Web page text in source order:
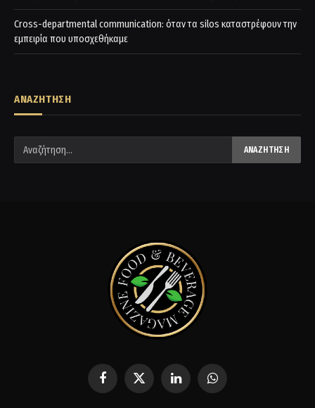
Cross-departmental communication: όταν τα silos καταστρέφουν την
εμπειρία που υποσχεθήκαμε
ΑΝΑΖΗΤΗΣΗ
FacebookX
LinkedIn WhatsApp